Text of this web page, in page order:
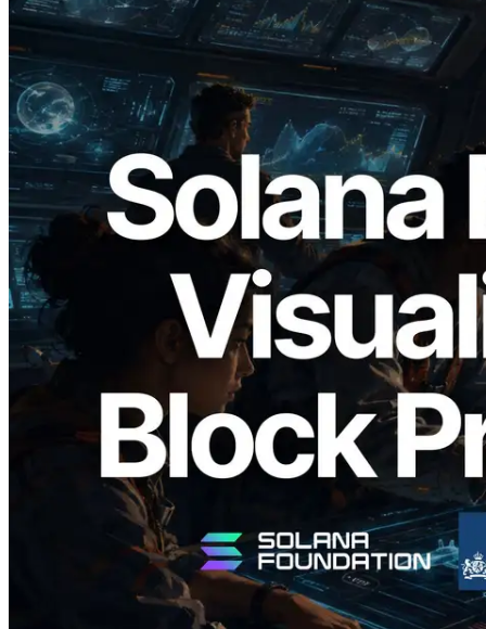
2026.05.24
Validators Solutions lança Solana Block
Analyzer — Visualizando o tempo de
produção de bloco por slot e o validador
responsável